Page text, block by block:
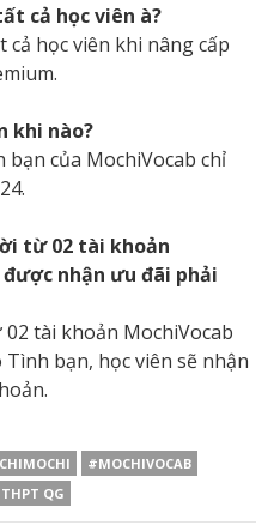
cả học viên à?
học viên khi nâng cấp
khi nào?
của MochiVocab chỉ
từ 02 tài khoản
nhận ưu đãi phải
tài khoản MochiVocab
bạn, học viên sẽ nhận
#MOCHIVOCAB
QG